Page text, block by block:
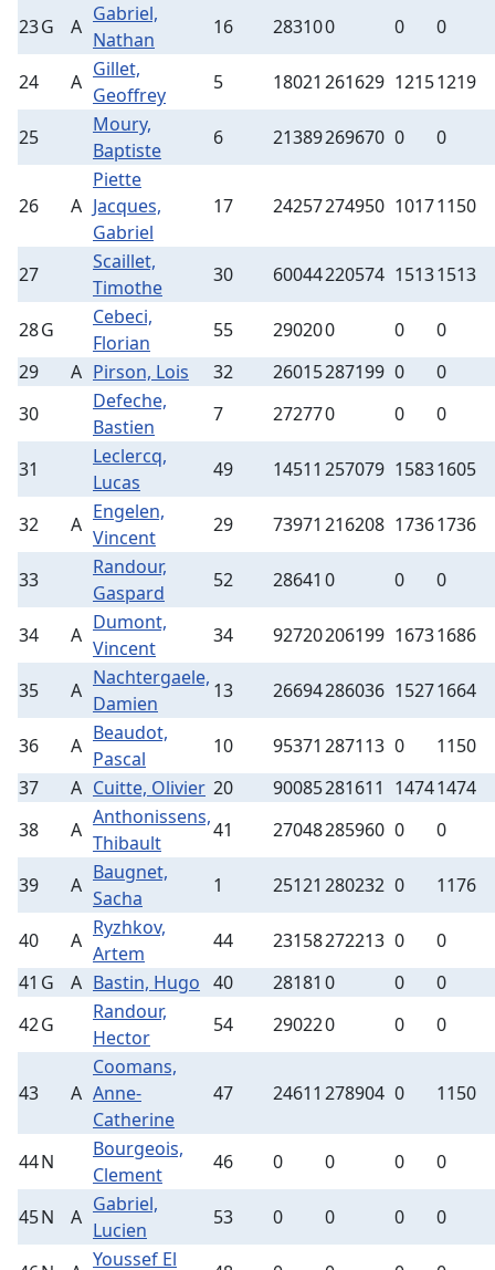
23G A
Gabriel,
Nathan
16 283100 0 0
24 A
Gillet,
Geoffrey
5 18021 261629 12151219
25
Moury,
Baptiste
6 21389269670 0 0
26 A
Piette
Jacques,
Gabriel
17 24257274950 10171150
27
Scaillet,
Timothe
30 60044220574 15131513
28G
Cebeci,
Florian
55 290200 0
0
29
A Pirson, Lois 32 26015287199 0
0
30
Defeche,
Bastien
7 272770 0 0
31
Leclercq,
Lucas
49 14511 257079 15831605
32 A
Engelen,
Vincent
29 73971 216208 17361736
33
Randour,
Gaspard
52 28641 0 0 0
34 A
Dumont,
Vincent
34 92720206199 16731686
35 A
Nachtergaele,
Damien
13 26694286036 15271664
36 A
Beaudot,
Pascal
10 95371 287113 0
1150
37
A Cuitte, Olivier 20 90085281611 14741474
38
A
Anthonissens,
Thibault
41 27048285960 0 0
39 A
Baugnet,
Sacha
1 25121 280232 0 1176
40 A
Ryzhkov,
Artem
44 23158272213 0
0
41 G A Bastin, Hugo 40 28181 0 0
0
42G
Randour,
Hector
54 290220 0 0
43 A
Coomans,
Anne-
Catherine
47 24611 278904 0 1150
44N
Bourgeois,
Clement
46 0 0 0 0
45N A
Gabriel,
Lucien
53 0 0 0 0
Youssef El